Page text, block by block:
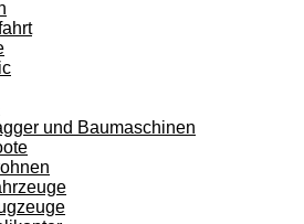
und Baumaschinen